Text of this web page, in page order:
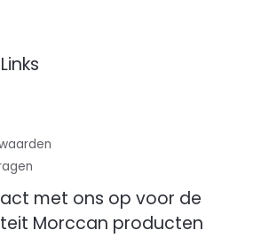
met ons op voor de
Morccan producten